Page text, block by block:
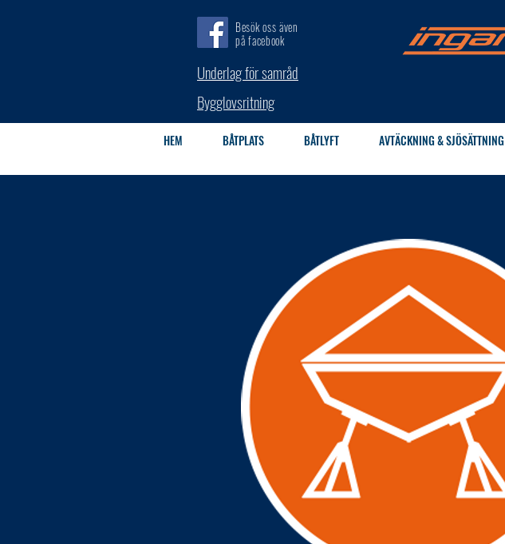
Besök oss även
på facebook
Underlag för samråd
Bygglovsritning
HEM BÅTPLATS BÅTLYFT AVTÄCKNING & SJÖSÄTTNING